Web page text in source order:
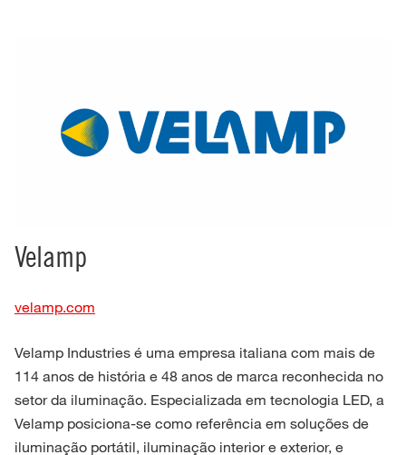
Velamp
velamp.com
Velamp Industries é uma empresa italiana com mais de
114 anos de história e 48 anos de marca reconhecida no
setor da iluminação. Especializada em tecnologia LED, a
Velamp posiciona-se como referência em soluções de
iluminação portátil, iluminação interior e exterior, e